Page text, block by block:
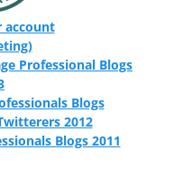
account
Professional Blogs
Blogs
2012
Blogs 2011